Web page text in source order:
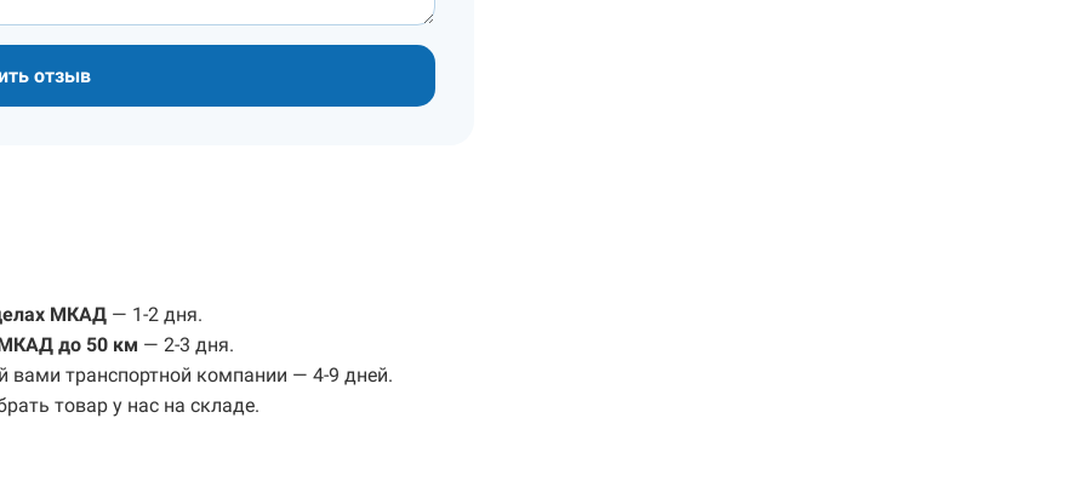
отзыв
МКАД — 1-2 дня.
до 50 км — 2-3 дня.
вами транспортной компании — 4-9 дней.
товар у нас на складе.